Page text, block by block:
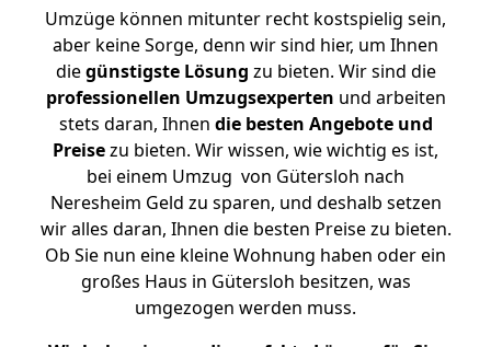
Umzüge können mitunter recht kostspielig sein,
aber keine Sorge, denn wir sind hier, um Ihnen
diegünstigste Lösung zu bieten. Wir sind die
professionellen Umzugsexperten und arbeiten
stets daran, Ihnen die besten Angebote und
Preisezu bieten. Wir wissen, wie wichtig es ist,
bei einem Umzug von Gütersloh nach
Neresheim Geld zu sparen, und deshalb setzen
wir alles daran, Ihnen die besten Preise zu bieten.
Ob Sie nun eine kleine Wohnung haben oder ein
großes Haus in Gütersloh besitzen, was
umgezogen werden muss.